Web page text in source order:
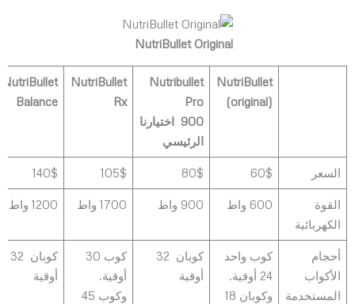
NutriBullet Original
NutriBullet
(original)
Nutribullet
Pro
900 اختيارنا
الرئيسي
NutriBullet
Rx
NutriBullet
Balance
السعر 60$
80$
105$
140$
القوة
الكهربائية
600 واط 900 واط 1700 واط 1200 واط
أحجام
الأكواب
المستخدمة
كوب واحد
24 أوقية.
وكوبان 18
كوبان 32
أوقية
كوب 30
أوقية.
وكوب 45
كوبان 32
أوقية